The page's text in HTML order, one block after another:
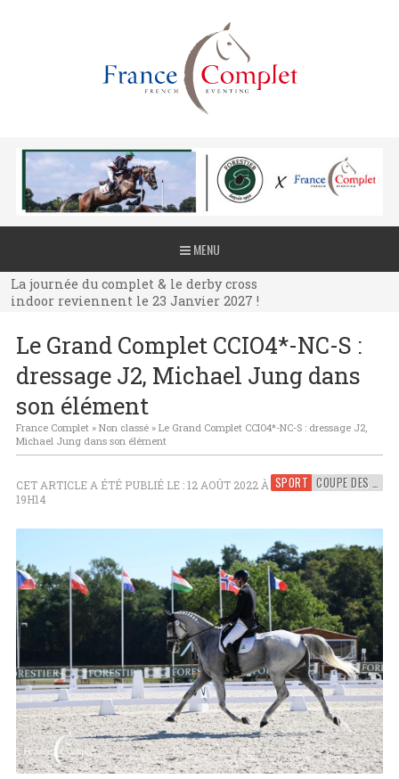
MENU
La journée du complet & le derby cross
indoor reviennent le 23 Janvier 2027 !
La journée du complet & le derby cross
indoor reviennent le 23 Janvier 2027 !
indoor reviennent le 23 Janvier 2027 !
Le Grand Complet CCIO4*-NC-S :
dressage J2, Michael Jung dans
son élément
France Complet» Non classé» Le Grand Complet CCIO4*-NC-S : dressage J2,
Michael Jung dans son élément
SPORT COUPE DES NATIONS
CET ARTICLE A ÉTÉ PUBLIÉ LE : 12 AOÛT 2022 À
19H14